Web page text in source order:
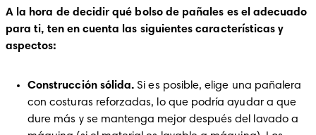
A la hora de decidir qué bolso de pañales es el adecuado
para ti, ten en cuenta las siguientes características y
aspectos:
Construcción sólida. Si es posible, elige una pañalera
con costuras reforzadas, lo que podría ayudar a que
dure más y se mantenga mejor después del lavado a